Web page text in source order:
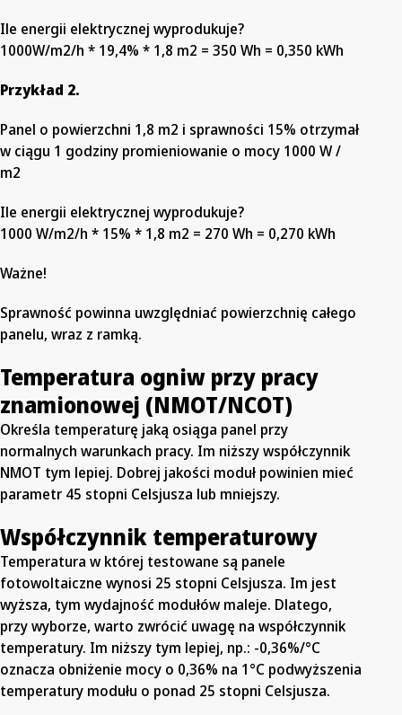
Ile energii elektrycznej wyprodukuje?
1000W/m2/h * 19,4% * 1,8 m2 = 350 Wh = 0,350 kWh
Przykład 2.
Panel o powierzchni 1,8 m2 i sprawności 15% otrzymał
w ciągu 1 godziny promieniowanie o mocy 1000 W /
m2
Ile energii elektrycznej wyprodukuje?
1000 W/m2/h * 15% * 1,8 m2 = 270 Wh = 0,270 kWh
Ważne!
Sprawność powinna uwzględniać powierzchnię całego
panelu, wraz z ramką.
Temperatura ogniw przy pracy
znamionowej (NMOT/NCOT)
Określa temperaturę jaką osiąga panel przy
normalnych warunkach pracy. Im niższy współczynnik
NMOT tym lepiej. Dobrej jakości moduł powinien mieć
parametr 45 stopni Celsjusza lub mniejszy.
Współczynnik temperaturowy
Temperatura w której testowane są panele
fotowoltaiczne wynosi 25 stopni Celsjusza. Im jest
wyższa, tym wydajność modułów maleje. Dlatego,
przy wyborze, warto zwrócić uwagę na współczynnik
temperatury. Im niższy tym lepiej, np.: -0,36%/°C
oznacza obniżenie mocy o 0,36% na 1°C podwyższenia
temperatury modułu o ponad 25 stopni Celsjusza.